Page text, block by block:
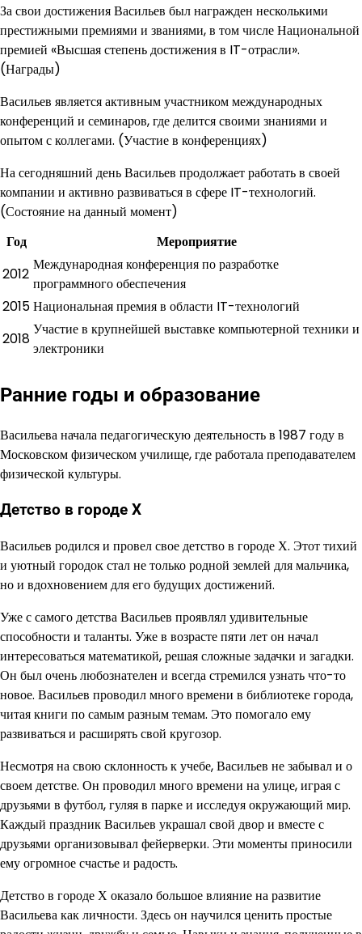
За свои достижения Васильев был награжден несколькими
престижными премиями и званиями, в том числе Национальной
премией «Высшая степень достижения в IT-отрасли».
(Награды)
Васильев является активным участником международных
конференций и семинаров, где делится своими знаниями и
опытом с коллегами. (Участие в конференциях)
На сегодняшний день Васильев продолжает работать в своей
компании и активно развиваться в сфере IT-технологий.
(Состояние на данный момент)
Год
Мероприятие
2012
Международная конференция по разработке
программного обеспечения
2015Национальная премия в области IT-технологий
2018
Участие в крупнейшей выставке компьютерной техники и
электроники
Ранние годы и образование
Васильева начала педагогическую деятельность в 1987 году в
Московском физическом училище, где работала преподавателем
физической культуры.
Детство в городе Х
Васильев родился и провел свое детство в городе Х. Этот тихий
и уютный городок стал не только родной землей для мальчика,
но и вдохновением для его будущих достижений.
Уже с самого детства Васильев проявлял удивительные
способности и таланты. Уже в возрасте пяти лет он начал
интересоваться математикой, решая сложные задачки и загадки.
Он был очень любознателен и всегда стремился узнать что-то
новое. Васильев проводил много времени в библиотеке города,
читая книги по самым разным темам. Это помогало ему
развиваться и расширять свой кругозор.
Несмотря на свою склонность к учебе, Васильев не забывал и о
своем детстве. Он проводил много времени на улице, играя с
друзьями в футбол, гуляя в парке и исследуя окружающий мир.
Каждый праздник Васильев украшал свой двор и вместе с
друзьями организовывал фейерверки. Эти моменты приносили
ему огромное счастье и радость.
Детство в городе Х оказало большое влияние на развитие
Васильева как личности. Здесь он научился ценить простые